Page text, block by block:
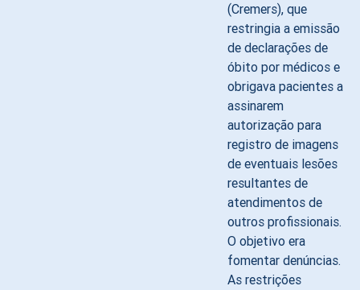
(Cremers), que
restringia a emissão
de declarações de
óbito por médicos e
obrigava pacientes a
assinarem
autorização para
registro de imagens
de eventuais lesões
resultantes de
atendimentos de
outros profissionais.
O objetivo era
fomentar denúncias.
As restrições